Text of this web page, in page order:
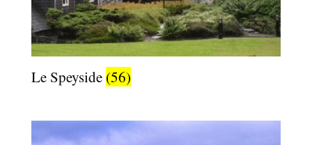
Le Speyside (56)